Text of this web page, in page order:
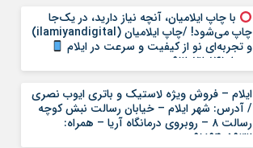
ایتا
اپلیکیشن
با چاپ ایلامیان، آنچه نیاز دارید، در یک‌جا
چاپ می‌شود! /چاپ ایلامیان (ilamiyandigital)
و تجربه‌ای نو از کیفیت و سرعت در ایلام
همرا: ۰۹۱۲۰۷۲۰۷۶۱
ایلام – فروش ویژه لاستیک و باتری ایوب نصری‌
/ آدرس: شهر ایلام – خیابان رسالت نبش کوچه
رسالت ۸ – روبروی درمانگاه آریا – همراه:
۰۹۱۸۹۴۰۵۹۳۲